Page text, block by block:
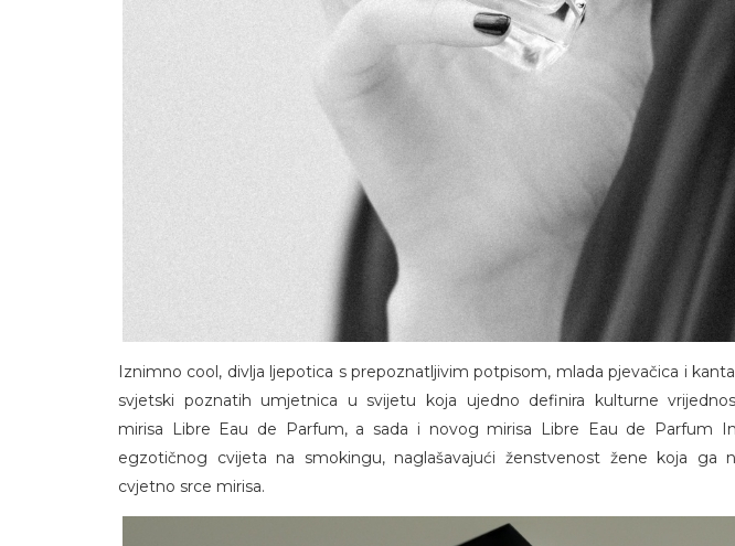
Iznimno cool, divlja ljepotica s prepoznatljivim potpisom, mlada pjevačica i
svjetski poznatih umjetnica u svijetu koja ujedno definira kulturne
mirisa Libre Eau de Parfum, a sada i novog mirisa Libre Eau de Parfum
egzotičnog cvijeta na smokingu, naglašavajući ženstvenost žene koja ga
cvjetno srce mirisa.